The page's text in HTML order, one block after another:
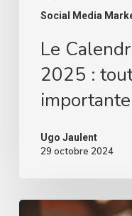
Social Media
Le
2025 :
Ugo Jaulent
29 octobre 2024